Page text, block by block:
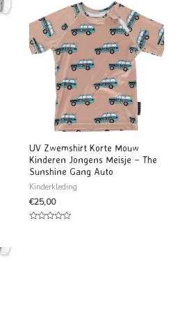
UV Zwemshirt Korte Mouw
Kinderen Jongens Meisje – The
Sunshine Gang Auto
Kinderkleding
€25,00